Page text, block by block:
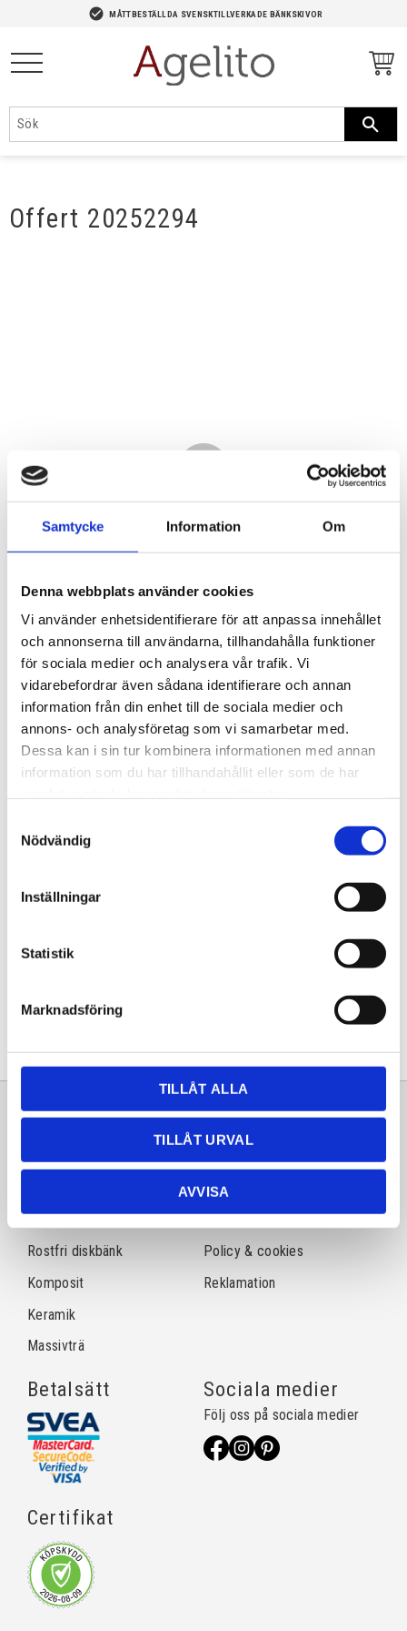
Samtycke Information Om
Denna webbplats använder cookies
Vi använder enhetsidentifierare för att anpassa innehållet
och annonserna till användarna, tillhandahålla funktioner
för sociala medier och analysera vår trafik. Vi
vidarebefordrar även sådana identifierare och annan
information från din enhet till de sociala medier och
annons- och analysföretag som vi samarbetar med.
Dessa kan i sin tur kombinera informationen med annan
information som du har tillhandahållit eller som de har
Nödvändig
Inställningar
Statistik
Marknadsföring
TILLÅT ALLA
TILLÅT URVAL
AVVISA
check_circle MÅTTBESTÄLLDA SVENSKTILLVERKADE BÄNKSKIVOR
Offert 20252294
7 580,00KR
Antal
Lagervara
Artikelnr
20252294
Sortiment
Natursten
Rostfri diskbänk
Komposit
Keramik
Massivträ
Information
Frågor & svar
Köpvillkor
Policy & cookies
Reklamation
Betalsätt
Certifikat
Sociala medier
Följ oss på sociala medier